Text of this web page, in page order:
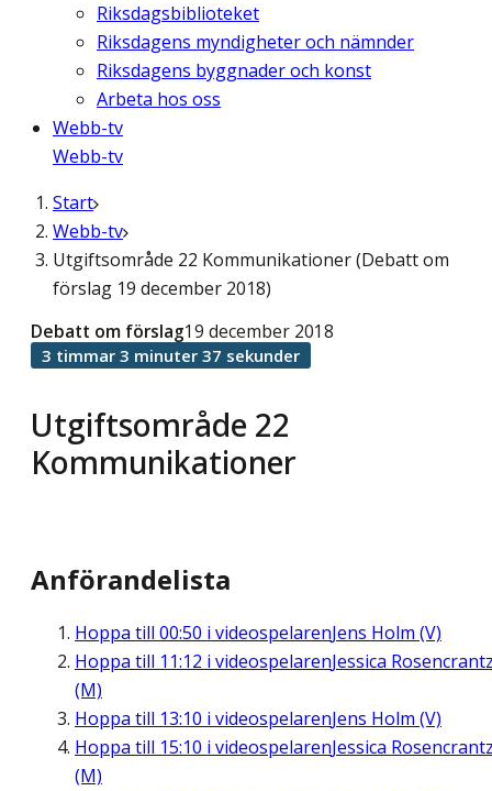
Riksdagsbiblioteket
Riksdagens myndigheter och nämnder
Riksdagens byggnader och konst
Arbeta hos oss
Webb-tv
Webb-tv
Start
Webb-tv
Utgiftsområde 22 Kommunikationer (Debatt om
förslag 19 december 2018)
Utgiftsområde 22
Kommunikationer
Debatt om förslag19 december 2018
3 timmar 3 minuter 37 sekunder
Anförandelista
Hoppa till 00:50 i videospelarenJens Holm (V)
Hoppa till 11:12 i videospelarenJessica
(M)
Hoppa till 13:10 i videospelarenJens Holm (V)
Hoppa till 15:10 i videospelarenJessica
(M)